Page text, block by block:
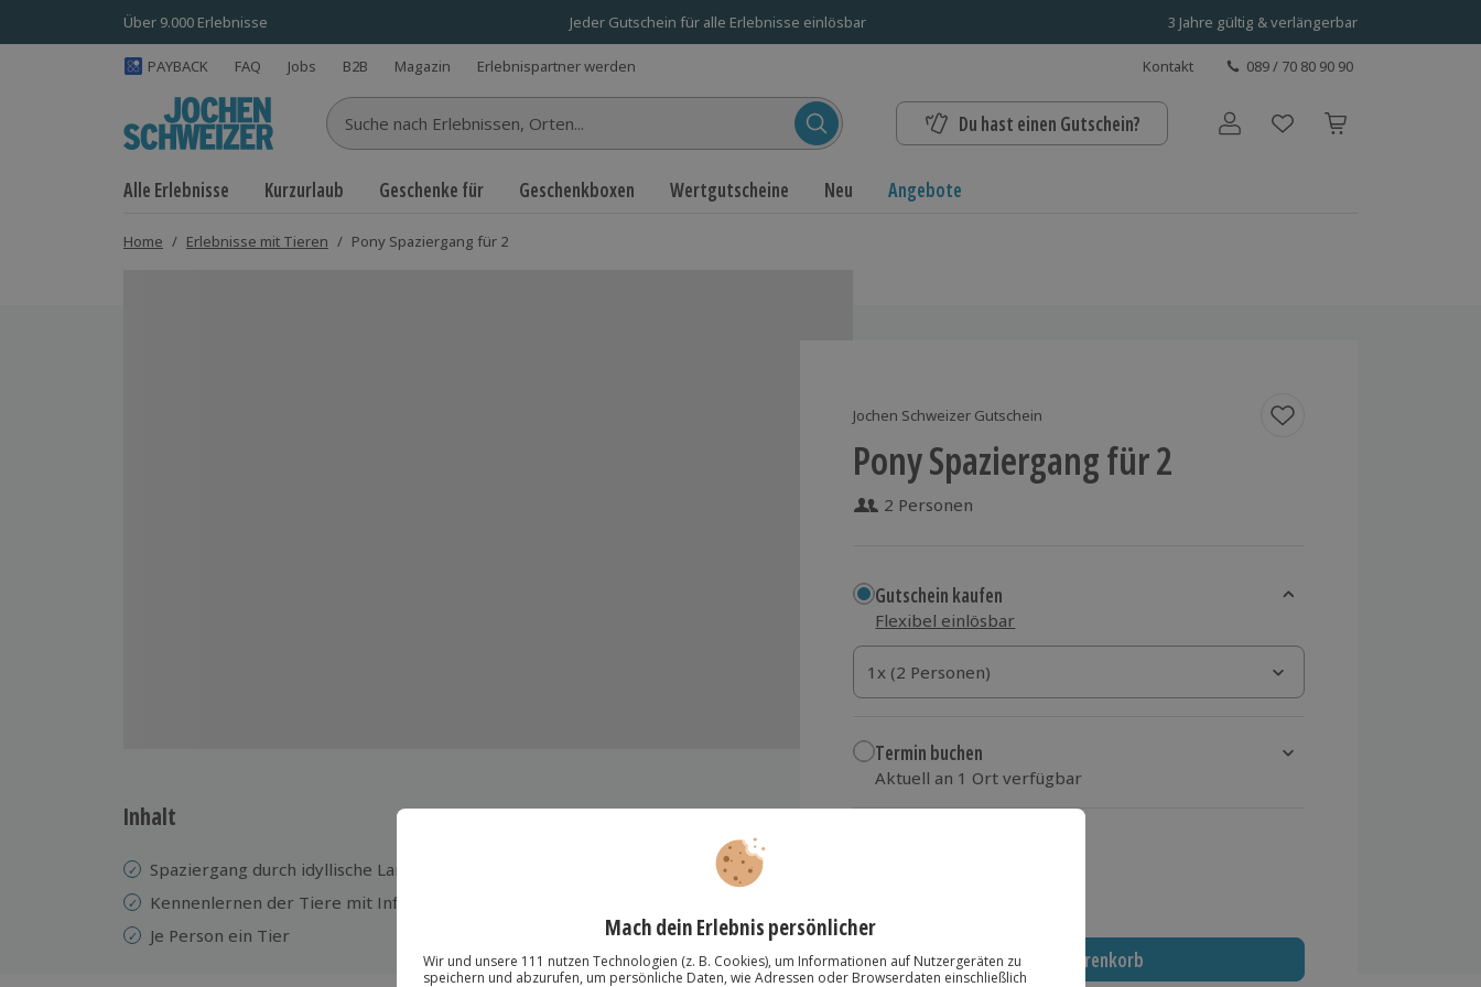
Über 9.000 Erlebnisse Jeder Gutschein für alle Erlebnisse einlösbar 3 Jahre gültig & verlängerbar
PAYBACK FAQ Jobs B2B Magazin Erlebnispartner werden Kontakt 089 / 70 80 90 90
Suche nach Erlebnissen... Du hast einen Gutschein? Benutzerkonto
Alle Erlebnisse Kurzurlaub Geschenke für Geschenkboxen Wertgutscheine Neu Angebote
Home / Erlebnisse mit Tieren / Pony Spaziergang für 2
Jochen Schweizer Gutschein
Pony Spaziergang für 2
2 Personen
Gutschein kaufen
Flexibel einlösbar
1x (2 Personen)
1x (2 Personen)
1x (2 Personen)
Termin buchen
Aktuell an 1 Ort verfügbar
Wähle im nächsten Schritt einen Termin aus
In den Warenkorb
Inhalt
Spaziergang durch idyllische Landschaften mit einem Shetland-Pony
Kennenlernen der Tiere mit Informationen zur Haltung und Herkunft
Je Person ein Tier